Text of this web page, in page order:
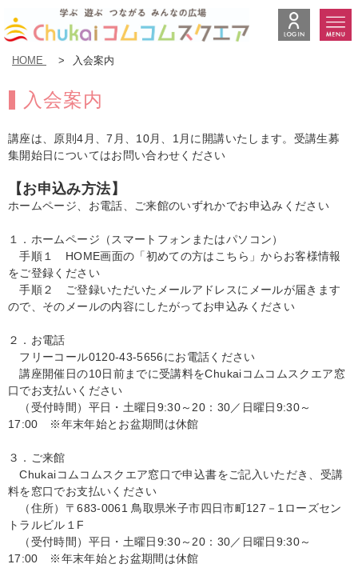
HOME > 入会案内
入会案内
講座は、原則4月、7月、10月、1月に開講いたします。受講生募
集開始日についてはお問い合わせください
【お申込み方法】
ホームページ、お電話、ご来館のいずれかでお申込みください
１．ホームページ（スマートフォンまたはパソコン）
手順１ HOME画面の「初めての方はこちら」からお客様情報
をご登録ください
手順２ ご登録いただいたメールアドレスにメールが届きます
ので、そのメールの内容にしたがってお申込みください
２．お電話
フリーコール0120-43-5656にお電話ください
講座開催日の10日前までに受講料をChukaiコムコムスクエア窓
口でお支払いください
（受付時間）平日・土曜日9:30～20：30／日曜日9:30～
17:00 ※年末年始とお盆期間は休館
３．ご来館
Chukaiコムコムスクエア窓口で申込書をご記入いただき、受講
料を窓口でお支払いください
（住所）〒683-0061 鳥取県米子市四日市町127－1ローズセン
トラルビル１F
（受付時間）平日・土曜日9:30～20：30／日曜日9:30～
17:00 ※年末年始とお盆期間は休館